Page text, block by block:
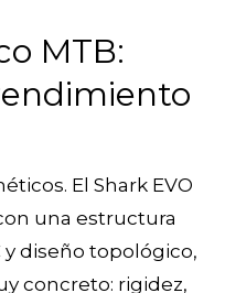
MTB:
El Shark EVO
una estructura
diseño topológico,
concreto: rigidez,